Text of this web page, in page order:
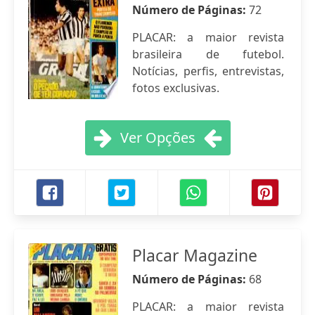
Número de Páginas: 72
PLACAR: a maior revista
brasileira de futebol.
Notícias, perfis, entrevistas,
fotos exclusivas.
Ver Opções
Placar Magazine
Número de Páginas: 68
PLACAR: a maior revista